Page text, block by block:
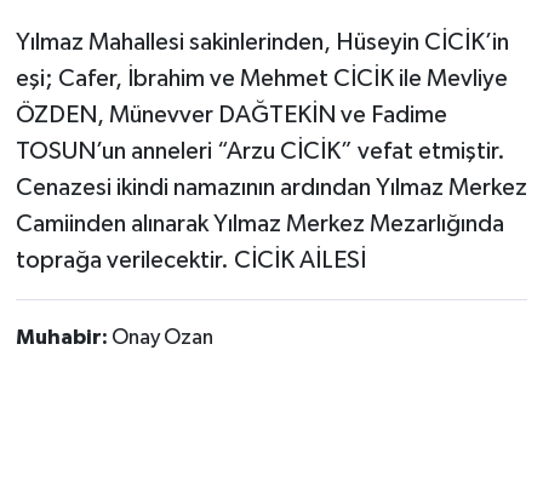
Yılmaz Mahallesi sakinlerinden, Hüseyin CİCİK’in
eşi; Cafer, İbrahim ve Mehmet CİCİK ile Mevliye
ÖZDEN, Münevver DAĞTEKİN ve Fadime
TOSUN’un anneleri “Arzu CİCİK” vefat etmiştir.
Cenazesi ikindi namazının ardından Yılmaz Merkez
Camiinden alınarak Yılmaz Merkez Mezarlığında
toprağa verilecektir. CİCİK AİLESİ
Muhabir: Onay Ozan